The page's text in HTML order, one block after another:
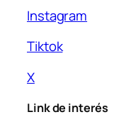
Instagram
Tiktok
X
Link de interés